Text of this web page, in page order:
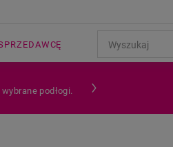
podłogi.